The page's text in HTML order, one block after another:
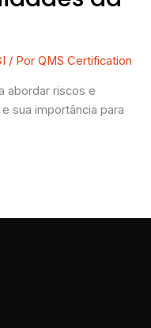
/ PorQMS Certification
abordar riscos e
sua importância para